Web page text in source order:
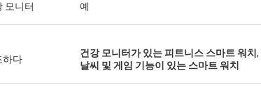
모니터 예
하다
건강 모니터가 있는 피트니스 스마트 워치 ,
날씨 및 게임 기능이 있는 스마트 워치